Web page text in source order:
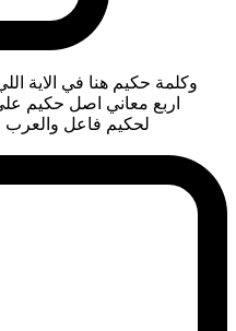
وكلمة حكيم هنا في الاية
اربع معاني اصل حكيم
لحكيم فاعل والعرب